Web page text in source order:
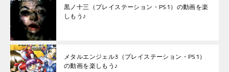
黒ノ十三（プレイステーション・PS1）の動画を楽
しもう♪
メタルエンジェル3（プレイステーション・PS1）
の動画を楽しもう♪